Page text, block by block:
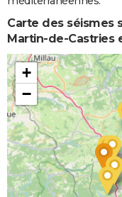
Carte des séismes
Martin-de-Castries
+
−